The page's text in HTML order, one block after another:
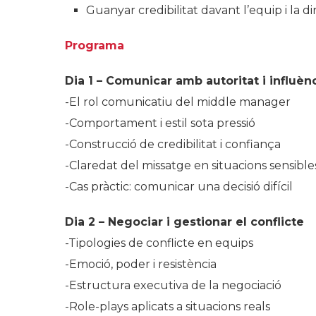
Guanyar credibilitat davant l’equip i la
Programa
Dia 1 – Comunicar amb autoritat i
-El rol comunicatiu del middle manager
-Comportament i estil sota pressió
-Construcció de credibilitat i confiança
-Claredat del missatge en situacions
-Cas pràctic: comunicar una decisió difícil
Dia 2 – Negociar i gestionar el conflicte
-Tipologies de conflicte en equips
-Emoció, poder i resistència
-Estructura executiva de la negociació
-Role-plays aplicats a situacions reals